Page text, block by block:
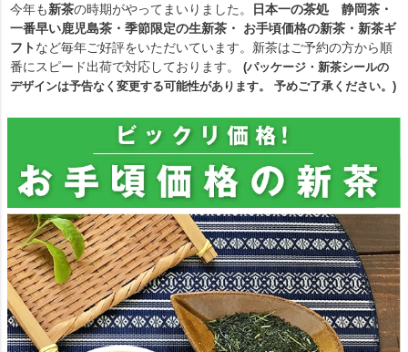
今年も新茶の時期がやってまいりました。
日本一の茶処 静岡茶・
一番早い鹿児島茶・季節限定の生新茶・ お手頃価格の新茶・新茶ギ
フトなど毎年ご好評をいただいています。新茶はご予約の方から順
番にスピード出荷で対応しております。 (パッケージ・新茶シールの
デザインは予告なく変更する可能性があります。 予めご了承ください。)